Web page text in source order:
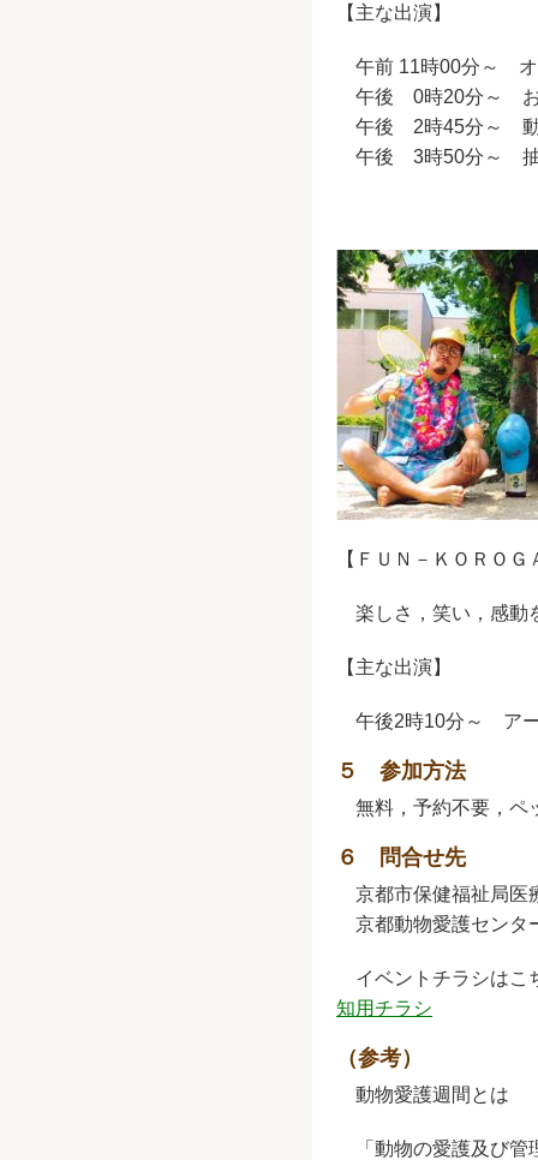
【主な出演】
午前 11時00分～ オ
午後 0時20分～ お
午後 2時45分～ 動
午後 3時50分～
【ＦＵＮ－ＫＯＲＯ
楽しさ，笑い，感動
【主な出演】
午後2時10分～ アー
５ 参加方法
無料，予約不要，ペ
６ 問合せ先
京都市保健福祉局医
京都動物愛護センタ
イベントチラシは
知用チラシ
（参考）
動物愛護週間とは
「動物の愛護及び管